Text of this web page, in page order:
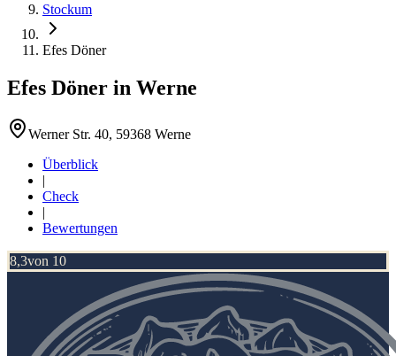
Stockum
Efes Döner
Efes Döner in Werne
Werner Str. 40, 59368 Werne
Überblick
|
Check
|
Bewertungen
8,3von 10